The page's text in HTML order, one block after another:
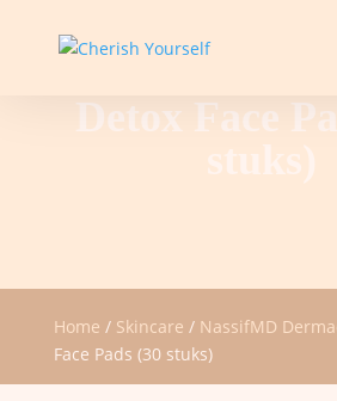
Detox Face
Home / Skincare / NassifMD
Face Pads (30 stuks)